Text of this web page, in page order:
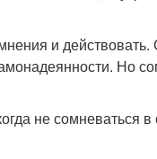
и
Но
не сомневаться